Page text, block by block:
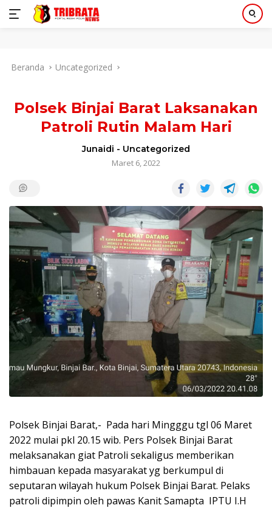
Beranda Uncategorized
Polsek Binjai Barat Laksanakan
Patroli Rutin Malam Hari
Junaidi - Uncategorized
Maret 6, 2022
Polsek Binjai Barat,- Pada hari Mingggu tgl 06 Maret
2022 mulai pkl 20.15 wib. Pers Polsek Binjai Barat
melaksanakan giat Patroli sekaligus memberikan
himbauan kepada masyarakat yg berkumpul di
seputaran wilayah hukum Polsek Binjai Barat. Pelaks
patroli dipimpin oleh pawas Kanit Samapta IPTU I.H